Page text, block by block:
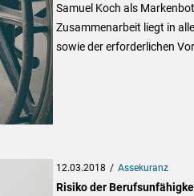
Samuel Koch als
Zusammenarbeit liegt in
sowie der erforderlichen
12.03.2018 Assekuranz
Risiko der